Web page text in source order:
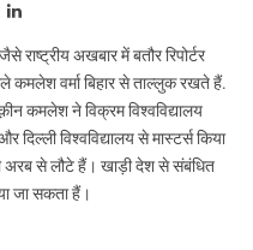
LinkedIn
राष्ट्रीय अखबार में बतौर रिपोर्टर
कमलेश वर्मा बिहार से ताल्लुक रखते हैं.
कमलेश ने विक्रम विश्वविद्यालय
विश्वविद्यालय से मास्टर्स किया
अरब से लौटे हैं। खाड़ी देश से संबंधित
जा सकता हैं।